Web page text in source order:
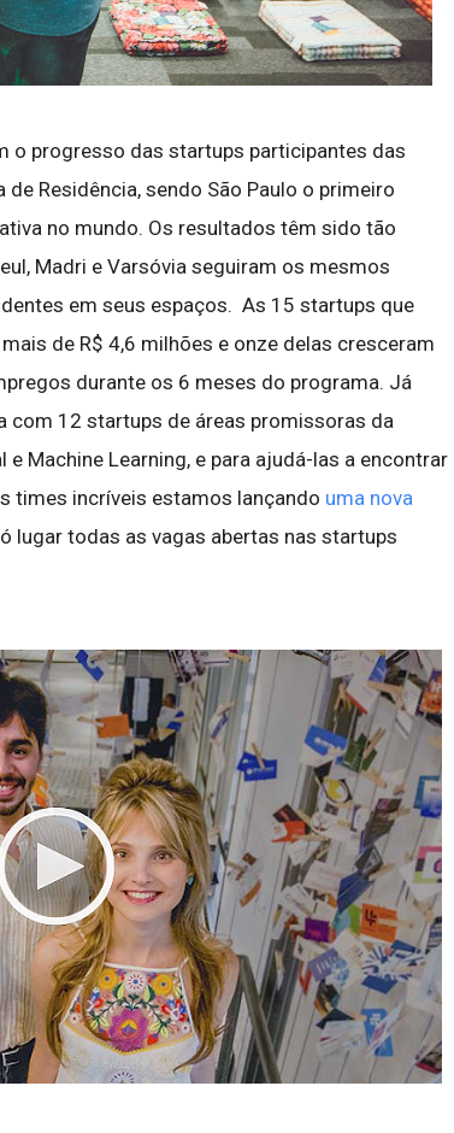
o progresso das startups participantes das
Residência, sendo São Paulo o primeiro
no mundo. Os resultados têm sido tão
Madri e Varsóvia seguiram os mesmos
em seus espaços. As 15 startups que
de R$ 4,6 milhões e onze delas cresceram
durante os 6 meses do programa. Já
com 12 startups de áreas promissoras da
Machine Learning, e para ajudá-las a encontrar
times incríveis estamos lançando uma nova
lugar todas as vagas abertas nas startups